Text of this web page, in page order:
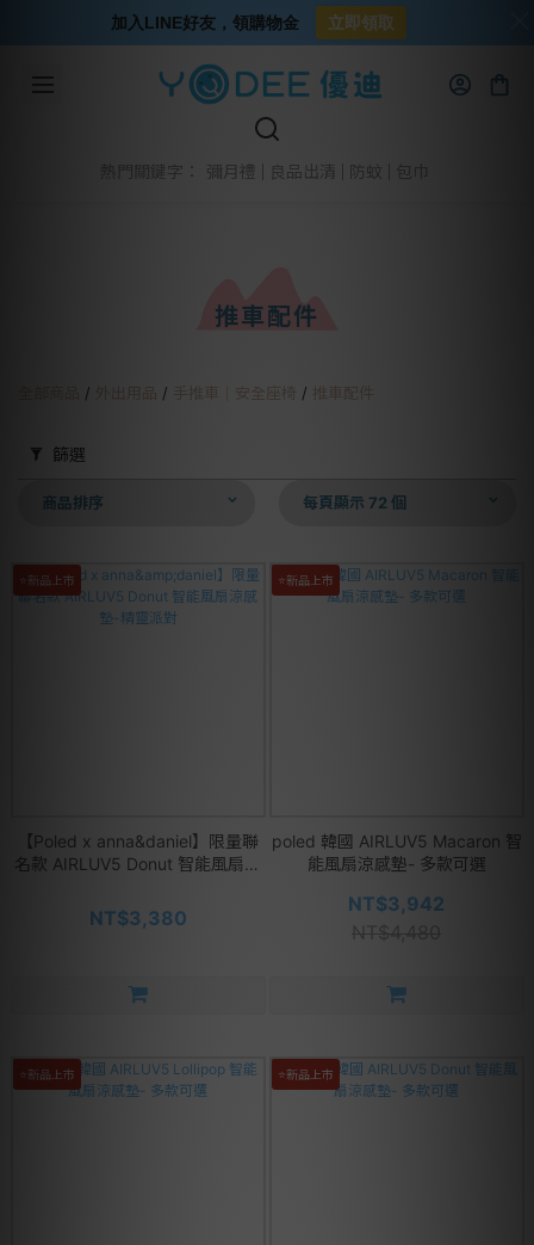
熱門關鍵字： 彌月禮 良品出清 防蚊
推車配件
/ / 手推車│安全座椅 / 推車配件
篩選
商品排序 每頁顯示 72 個
⭐新品上市
【Poled x anna&daniel】限量聯
名款 AIRLUV5 Donut 智能風扇涼
NT$3,380
⭐新品上市
poled 韓國 AIRLUV5 Macaron 智
能風扇涼感墊- 多款可選
NT$3,942
NT$4,480
⭐新品上市 ⭐新品上市
加入LINE好友，領購物金 立即領取